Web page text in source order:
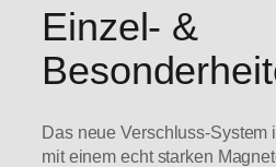
Einzel- &
Das neue Verschluss-System
mit einem echt starken